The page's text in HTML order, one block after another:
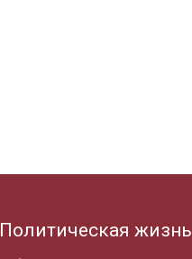
Политическая жизнь